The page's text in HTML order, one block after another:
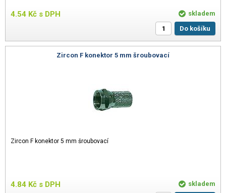
4.54 Kč s DPH
skladem
Do košíku
Zircon F konektor 5 mm šroubovací
Zircon F konektor 5 mm šroubovací
4.84 Kč s DPH
skladem